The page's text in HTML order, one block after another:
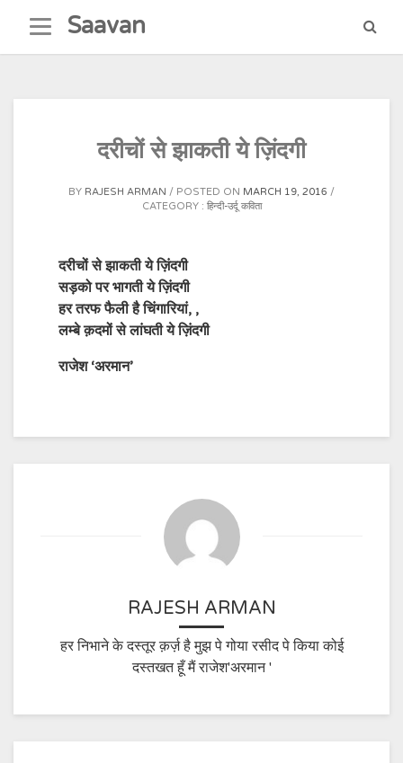
content
Saavan
दरीचों से झाकती ये ज़िंदगी
BY RAJESH ARMAN POSTED ON MARCH 19, 2016
CATEGORY : हिन्दी-उर्दू कविता
दरीचों से झाकती ये ज़िंदगी
सड़को पर भागती ये ज़िंदगी
हर तरफ फैली है चिंगारियां, ,
लम्बे क़दमों से लांघती ये ज़िंदगी
राजेश ‘अरमान’
RAJESH ARMAN
हर निभाने के दस्तूर क़र्ज़ है मुझ पे गोया रसीद पे किया कोई
दस्तखत हूँ मैं राजेश'अरमान '